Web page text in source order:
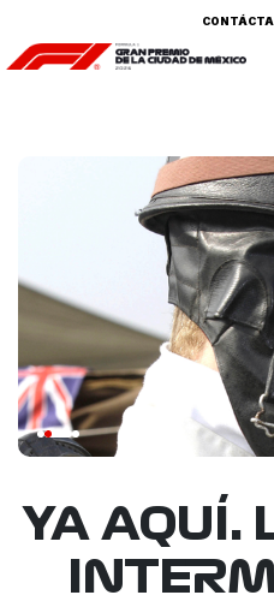
YA AQUÍ.